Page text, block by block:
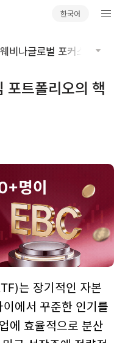
한국어
비나글로벌 포커스 기술적
트폴리오의 핵
는 장기적인 자본
에서 꾸준한 인기를
에 효율적으로 분산